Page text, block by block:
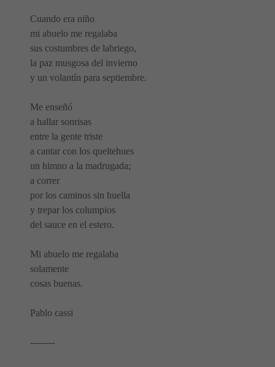
Cuando era niño
mi abuelo me regalaba
sus costumbres de labriego,
la paz musgosa del invierno
y un volantín para septiembre.
Me enseñó
a hallar sonrisas
entre la gente triste
a cantar con los queltehues
un himno a la madrugada;
a correr
por los caminos sin huella
y trepar los columpios
del sauce en el estero.
Mi abuelo me regalaba
solamente
cosas buenas.
Pablo cassi
--------